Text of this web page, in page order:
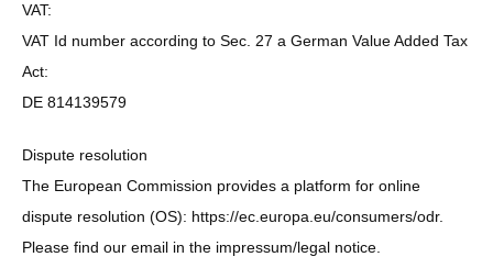
VAT:
VAT Id number according to Sec. 27 a German Value Added Tax
Act:
DE 814139579
Dispute resolution
The European Commission provides a platform for online
dispute resolution (OS): https://ec.europa.eu/consumers/odr.
Please find our email in the impressum/legal notice.